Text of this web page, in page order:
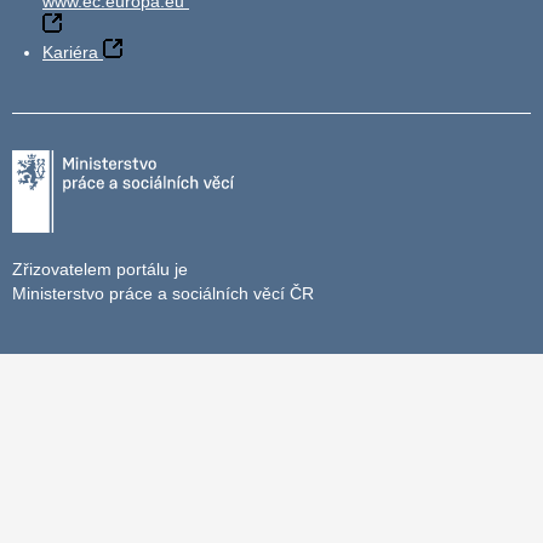
Kariéra
Zřizovatelem portálu je
Ministerstvo práce a sociálních věcí ČR